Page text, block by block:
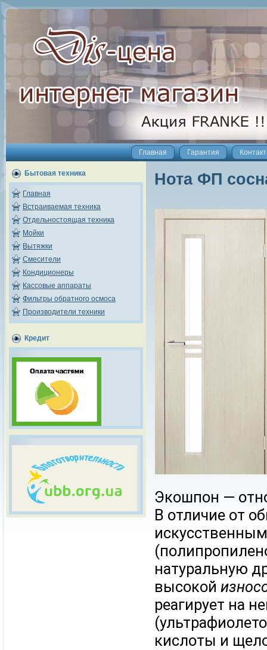
Главная Гарантия
Бытовая техника
Главная
Встраиваемая техника
Отдельностоящая техника
Мойки
Вытяжки
Смесители
Кондиционеры
Кассовые аппараты
Фильтры обратного осмоса
Производители техники
Кредит
Нота ФП
Экошпон —
В отличие от
натуральную
высокой
реагирует на
кислоты и